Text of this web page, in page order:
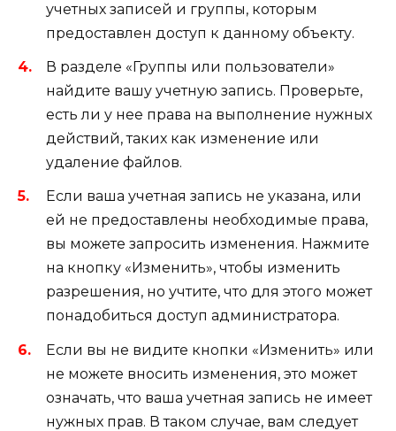
учетных записей и группы, которым
предоставлен доступ к данному объекту.
В разделе «Группы или пользователи»
найдите вашу учетную запись. Проверьте,
есть ли у нее права на выполнение нужных
действий, таких как изменение или
удаление файлов.
Если ваша учетная запись не указана, или
ей не предоставлены необходимые права,
вы можете запросить изменения. Нажмите
на кнопку «Изменить», чтобы изменить
разрешения, но учтите, что для этого может
понадобиться доступ администратора.
Если вы не видите кнопки «Изменить» или
не можете вносить изменения, это может
означать, что ваша учетная запись не имеет
нужных прав. В таком случае, вам следует